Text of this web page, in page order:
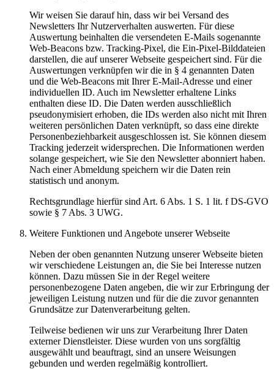
Wir weisen Sie darauf hin, dass wir bei Versand des
Newsletters Ihr Nutzerverhalten auswerten. Für diese
Auswertung beinhalten die versendeten E-Mails sogenannte
Web-Beacons bzw. Tracking-Pixel, die Ein-Pixel-Bilddateien
darstellen, die auf unserer Webseite gespeichert sind. Für die
Auswertungen verknüpfen wir die in § 4 genannten Daten
und die Web-Beacons mit Ihrer E-Mail-Adresse und einer
individuellen ID. Auch im Newsletter erhaltene Links
enthalten diese ID. Die Daten werden ausschließlich
pseudonymisiert erhoben, die IDs werden also nicht mit Ihren
weiteren persönlichen Daten verknüpft, so dass eine direkte
Personenbeziehbarkeit ausgeschlossen ist. Sie können diesem
Tracking jederzeit widersprechen. Die Informationen werden
solange gespeichert, wie Sie den Newsletter abonniert haben.
Nach einer Abmeldung speichern wir die Daten rein
statistisch und anonym.
Rechtsgrundlage hierfür sind Art. 6 Abs. 1 S. 1 lit. f DS-GVO
sowie § 7 Abs. 3 UWG.
Weitere Funktionen und Angebote unserer Webseite
Neben der oben genannten Nutzung unserer Webseite bieten
wir verschiedene Leistungen an, die Sie bei Interesse nutzen
können. Dazu müssen Sie in der Regel weitere
personenbezogene Daten angeben, die wir zur Erbringung der
jeweiligen Leistung nutzen und für die die zuvor genannten
Grundsätze zur Datenverarbeitung gelten.
Teilweise bedienen wir uns zur Verarbeitung Ihrer Daten
externer Dienstleister. Diese wurden von uns sorgfältig
ausgewählt und beauftragt, sind an unsere Weisungen
gebunden und werden regelmäßig kontrolliert.